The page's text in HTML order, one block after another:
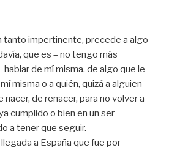
tanto impertinente, precede a algo
que es – no tengo más
de mí misma, de algo que le
misma o a quién, quizá a alguien
de renacer, para no volver a
cumplido o bien en un ser
a tener que seguir.
a España que fue por